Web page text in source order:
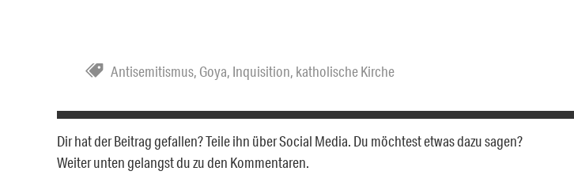
Antisemitismus, Goya, Inquisition, katholische Kirche
Dir hat der Beitrag gefallen? Teile ihn über Social Media. Du möchtest etwas dazu sagen?
Weiter unten gelangst du zu den Kommentaren.